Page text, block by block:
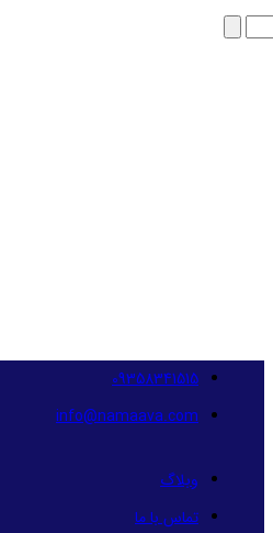
09358341515
info@namaava.com
وبلاگ
تماس با ما